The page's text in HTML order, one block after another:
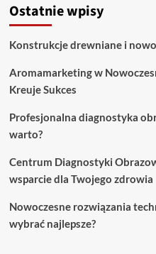
roślin:
zielony
w
wnętrzu
Ostatnie wpisy
Konstrukcje drewniane i
Aromamarketing w
Kreuje Sukces
Profesjonalna diagnostyka
warto?
Centrum Diagnostyki
wsparcie dla Twojego zdrowia
Nowoczesne rozwiązania
wybrać najlepsze?